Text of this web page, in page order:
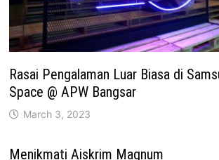
Rasai Pengalaman Luar Biasa di
Space @ APW Bangsar
March 3, 2023
Menikmati Aiskrim Magnum